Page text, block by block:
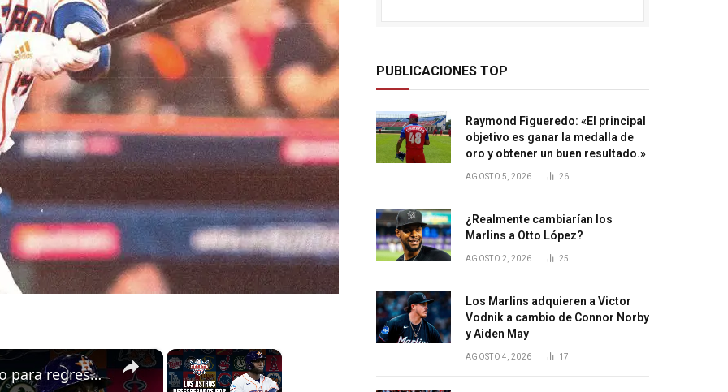
×
×
YORDAN ÁLVAREZ casi listo para regresar con LOS ASTROS DE HOUSTON
PUBLICACIONES TOP
Raymond Figueredo: «El principal
objetivo es ganar la medalla de
oro y obtener un buen resultado.»
AGOSTO 5, 2026 26
¿Realmente cambiarían los
Marlins a Otto López?
AGOSTO 2, 2026 25
Los Marlins adquieren a Victor
Vodnik a cambio de Connor Norby
y Aiden May
AGOSTO 4, 2026 17